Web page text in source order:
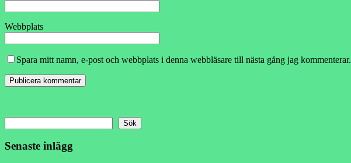
Webbplats
Spara mitt namn, e-post och webbplats i denna webbläsare till nästa gång jag kommenterar.
Sök
Senaste inlägg